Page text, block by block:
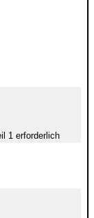
1 erforderlich